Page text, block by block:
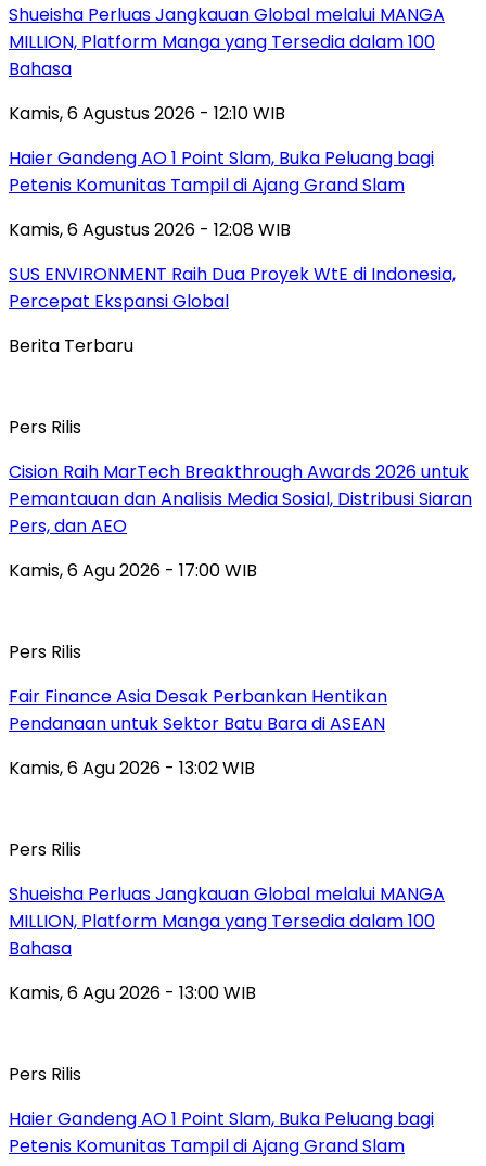
Shueisha Perluas Jangkauan Global melalui MANGA
MILLION, Platform Manga yang Tersedia dalam 100
Bahasa
Kamis, 6 Agustus 2026 - 12:10 WIB
Haier Gandeng AO 1 Point Slam, Buka Peluang bagi
Petenis Komunitas Tampil di Ajang Grand Slam
Kamis, 6 Agustus 2026 - 12:08 WIB
SUS ENVIRONMENT Raih Dua Proyek WtE di Indonesia,
Percepat Ekspansi Global
Berita Terbaru
Pers Rilis
Cision Raih MarTech Breakthrough Awards 2026 untuk
Pemantauan dan Analisis Media Sosial, Distribusi Siaran
Pers, dan AEO
Kamis, 6 Agu 2026 - 17:00 WIB
Pers Rilis
Fair Finance Asia Desak Perbankan Hentikan
Pendanaan untuk Sektor Batu Bara di ASEAN
Kamis, 6 Agu 2026 - 13:02 WIB
Pers Rilis
Shueisha Perluas Jangkauan Global melalui MANGA
MILLION, Platform Manga yang Tersedia dalam 100
Bahasa
Kamis, 6 Agu 2026 - 13:00 WIB
Pers Rilis
Haier Gandeng AO 1 Point Slam, Buka Peluang bagi
Petenis Komunitas Tampil di Ajang Grand Slam